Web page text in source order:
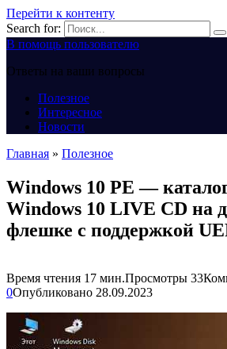
Перейти к контенту
Search for:
В помощь пользователю
Ответы на ваши вопросы
Полезное
Интересное
Новости
Главная » Полезное
Windows 10 PE —
Windows 10 LIVE CD на
флешке с поддержкой
Время чтения 17 мин.Просмотры 33
0Опубликовано 28.09.2023